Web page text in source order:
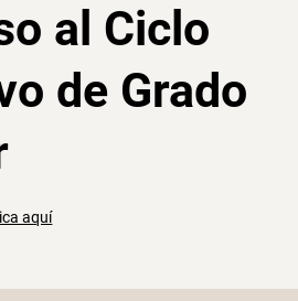
al Ciclo
de Grado
aquí